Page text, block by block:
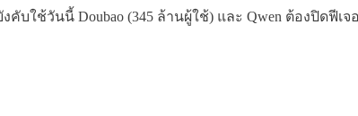
ช้วันนี้ Doubao (345 ล้านผู้ใช้) และ Qwen ต้องปิดฟีเ